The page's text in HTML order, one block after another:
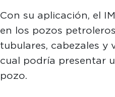
Con su aplicación, el
en los pozos
tubulares, cabezales y
cual podría presentar
pozo.